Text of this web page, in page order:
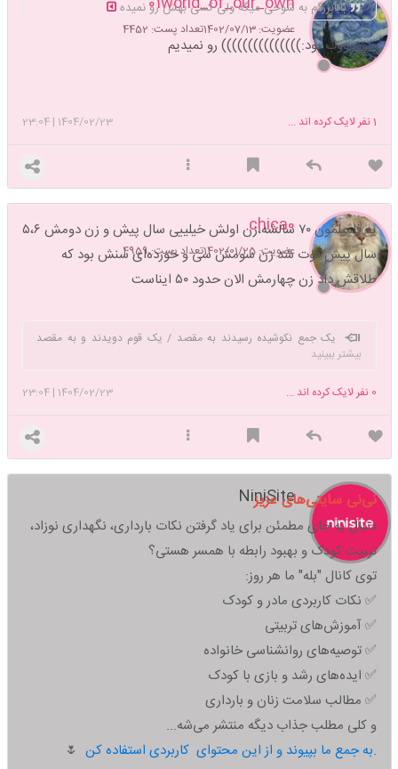
عضویت: 1402/07/13 تعداد پست: 4452
بابابزرگم به شوخی میگه ولی کسی بهش رو نمیده
خوووووب بود:))))))))))))))) رو نمیدیم
1404/02/23
|
23:04 1نفر لایک کرده اند ...
chica0
عضویت: 1402/01/25 تعداد پست: 4959
یه فامیلمون ۷۰ سالشه،زن اولش خیلییی سال پیش و زن دومش ۵،۶
سال پیش فوت شد زن سومش سی و خورده‌ای سنش بود که
طلاقش داد زن چهارمش الان حدود ۵۰ ایناست
یک جمع نکوشیده رسیدند به مقصد / یک قوم دویدند و به مقصد
نرسیدند
بیشتر ببینید
1404/02/23
|
23:04 0 نفر لایک کرده اند ...
NiniSite
نی‌نی سایتی‌های عزیز
دنبال یه جای مطمئن برای یاد گرفتن نکات بارداری، نگهداری نوزاد،
تربیت کودک و بهبود رابطه با همسر هستی؟
توی کانال "بله" ما هر روز:
✅ نکات کاربردی مادر و کودک
✅ آموزش‌های تربیتی
✅ توصیه‌های روانشناسی خانواده
✅ ایده‌های رشد و بازی با کودک
✅ مطالب سلامت زنان و بارداری
و کلی مطلب جذاب دیگه منتشر می‌شه...
به جمع ما بپیوند و از این محتوای کاربردی استفاده کن.
🌷